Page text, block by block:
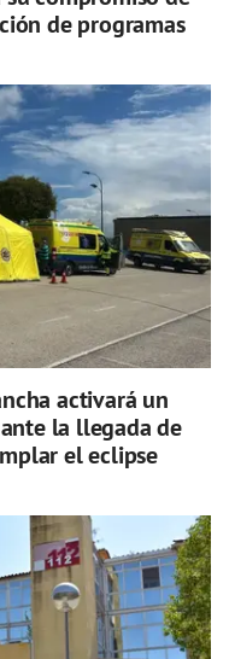
de programas
activará un
la llegada de
el eclipse